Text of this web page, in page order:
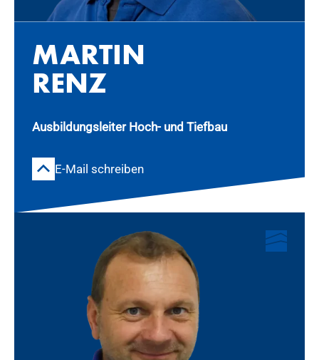
MAR­TIN
RENZ
Ausbildungsleiter Hoch- und Tiefbau
E-Mail schreiben